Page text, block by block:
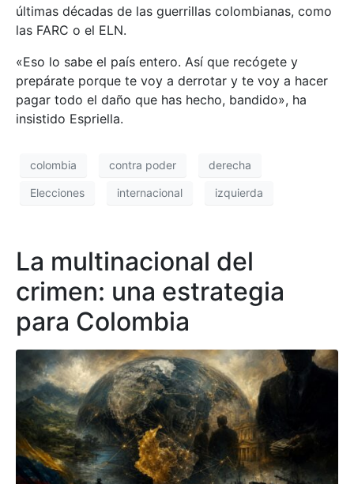
últimas décadas de las guerrillas colombianas, como
las FARC o el ELN.
«Eso lo sabe el país entero. Así que recógete y
prepárate porque te voy a derrotar y te voy a hacer
pagar todo el daño que has hecho, bandido», ha
insistido Espriella.
colombia contra poder derecha
Elecciones internacional izquierda
La multinacional del
crimen: una estrategia
para Colombia